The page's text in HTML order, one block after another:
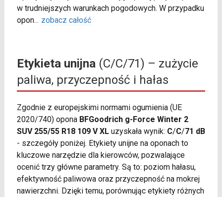
w trudniejszych warunkach pogodowych. W przypadku
opon... zobacz całość
Etykieta unijna(C/C/71) – zużycie
paliwa, przyczepność i hałas
Zgodnie z europejskimi normami ogumienia (UE
2020/740) opona BFGoodrich g-Force Winter 2
SUV 255/55 R18 109 V XLuzyskała wynik: C/C/71 dB
- szczegóły poniżej. Etykiety unijne na oponach to
kluczowe narzędzie dla kierowców, pozwalające
ocenić trzy główne parametry. Są to: poziom hałasu,
efektywność paliwowa oraz przyczepność na mokrej
nawierzchni. Dzięki temu, porównując etykiety różnych